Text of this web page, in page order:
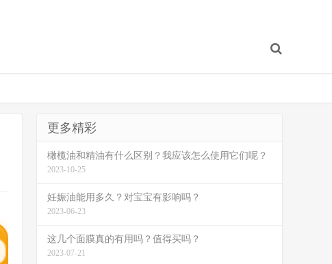
更多精彩
橄榄油和精油有什么区别？我应该怎么使用它们呢？
2023-10-25
妊娠油能用多久？对宝宝有影响吗？
2023-06-23
这几个面膜真的有用吗？值得买吗？
2023-07-21